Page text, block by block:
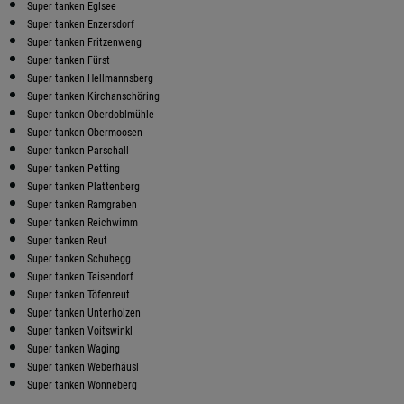
Super tanken Eglsee
Super tanken Enzersdorf
Super tanken Fritzenweng
Super tanken Fürst
Super tanken Hellmannsberg
Super tanken Kirchanschöring
Super tanken Oberdoblmühle
Super tanken Obermoosen
Super tanken Parschall
Super tanken Petting
Super tanken Plattenberg
Super tanken Ramgraben
Super tanken Reichwimm
Super tanken Reut
Super tanken Schuhegg
Super tanken Teisendorf
Super tanken Töfenreut
Super tanken Unterholzen
Super tanken Voitswinkl
Super tanken Waging
Super tanken Weberhäusl
Super tanken Wonneberg